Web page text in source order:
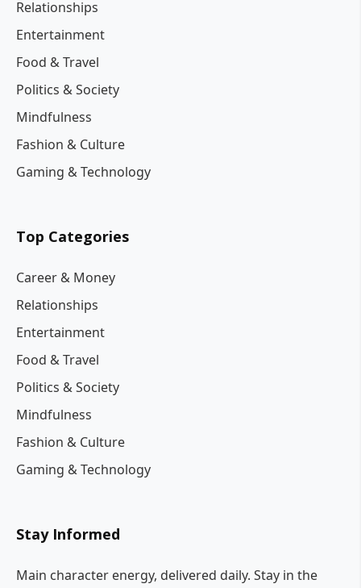
Relationships
Entertainment
Food & Travel
Politics & Society
Mindfulness
Fashion & Culture
Gaming & Technology
Top Categories
Career & Money
Relationships
Entertainment
Food & Travel
Politics & Society
Mindfulness
Fashion & Culture
Gaming & Technology
Stay Informed
Main character energy, delivered daily. Stay in the